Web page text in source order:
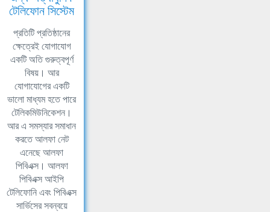
টেলিফোন সিস্টেম
প্রতিটি প্রতিষ্ঠানের
ক্ষেত্রেই যোগাযোগ
একটি অতি গুরুত্বপূর্ণ
বিষয়। আর
যোগাযোগের একটি
ভালো মাধ্যম হতে পারে
টেলিকমিউনিকেশন।
আর এ সমস্যার সমাধান
করতে আলফা নেট
এনেছে আলফা
পিবিএক্স। আলফা
পিবিএক্স আইপি
টেলিফোনি এবং পিবিএক্স
সার্ভিসের সবন্বয়ে